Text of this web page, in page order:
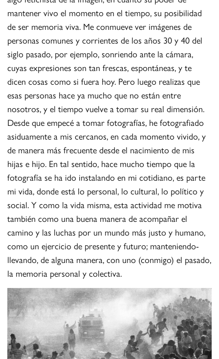
mantener vivo el momento en el tiempo, su posibilidad
de ser memoria viva. Me conmueve ver imágenes de
personas comunes y corrientes de los años 30 y 40 del
siglo pasado, por ejemplo, sonriendo ante la cámara,
cuyas expresiones son tan frescas, espontáneas, y te
dicen cosas como si fuera hoy. Pero luego realizas que
esas personas hace ya mucho que no están entre
nosotros, y el tiempo vuelve a tomar su real dimensión.
Desde que empecé a tomar fotografías, he fotografiado
asiduamente a mis cercanos, en cada momento vivido, y
de manera más frecuente desde el nacimiento de mis
hijas e hijo. En tal sentido, hace mucho tiempo que la
fotografía se ha ido instalando en mi cotidiano, es parte
mi vida, donde está lo personal, lo cultural, lo político y
social. Y como la vida misma, esta actividad me motiva
también como una buena manera de acompañar el
camino y las luchas por un mundo más justo y humano,
como un ejercicio de presente y futuro; manteniendo-
llevando, de alguna manera, con uno (conmigo) el pasado,
la memoria personal y colectiva.